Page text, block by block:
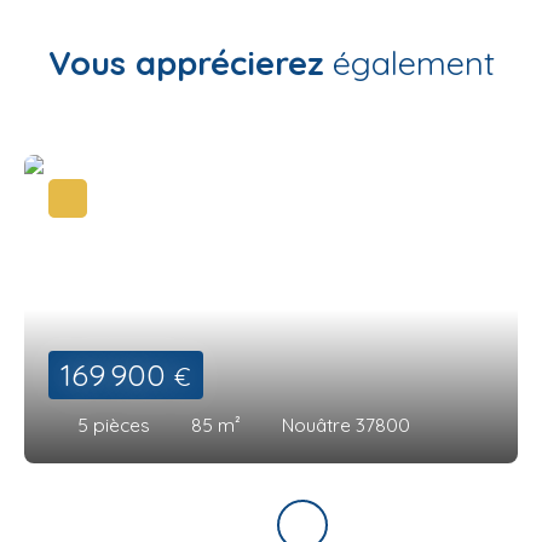
Vous apprécierez également
169 900 €
5 pièces 85 m² Nouâtre 37800